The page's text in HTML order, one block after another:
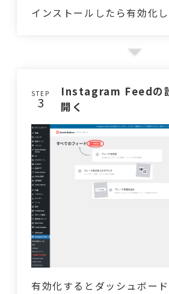
インストールしたら有効化し
STEP
Instagram Feedの
開く
有効化するとダッシュボー